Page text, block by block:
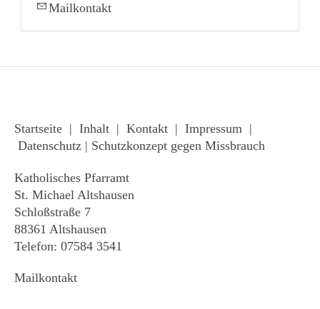
Mailkontakt
Startseite | Inhalt | Kontakt | Impressum |
Datenschutz | Schutzkonzept gegen Missbrauch
Katholisches Pfarramt
St. Michael Altshausen
Schloßstraße 7
88361 Altshausen
Telefon: 07584 3541
Mailkontakt